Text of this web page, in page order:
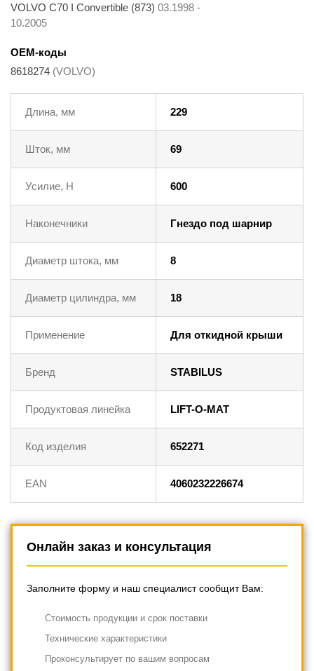
VOLVO C70 I Convertible (873) 03.1998 -
10.2005
OEM-коды
8618274 (VOLVO)
Длина, мм 229
Шток, мм 69
Усилие, Н 600
Наконечники Гнездо под шарнир
Диаметр штока, мм 8
Диаметр цилиндра, мм 18
Применение Для откидной крыши
Бренд STABILUS
Продуктовая линейка LIFT-O-MAT
Код изделия 652271
EAN 4060232226674
Онлайн заказ и консультация
Заполните форму и наш специалист сообщит Вам:
Cтоимость продукции и срок поставки
Технические характеристики
Проконсультирует по вашим вопросам